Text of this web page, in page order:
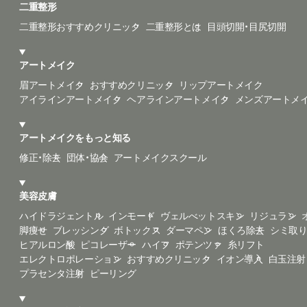
二重整形
二重整形おすすめクリニック 二重整形とは 目頭切開・目尻切開
アートメイク
眉アートメイク おすすめクリニック
リップアートメイク
アイラインアートメイク ヘアラインアートメイク メンズアートメ
アートメイクをもっと知る
修正・除去 団体・協会 アートメイクスクール
美容皮膚
ハイドラジェントル インモード ヴェルべットスキン リジュラン
脚痩せ ブレッシング ボトックス ダーマペン ほくろ除去 シミ取り
ヒアルロン酸 ピコレーザー ハイフ ポテンツァ 糸リフト
エレクトロポレーション おすすめクリニック イオン導入 白玉注射
プラセンタ注射 ピーリング